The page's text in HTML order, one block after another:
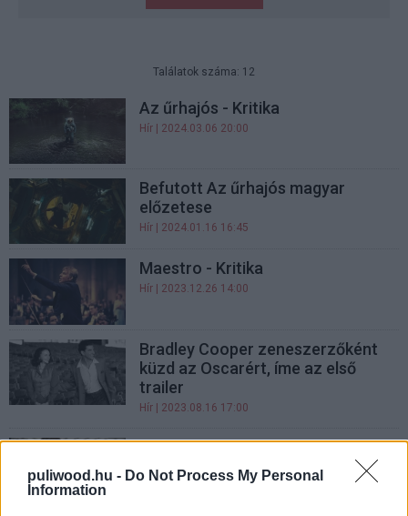
puliwood.hu - Do Not Process My Personal
Information
Találatok száma: 12
Az űrhajós - Kritika
Hír | 2024.03.06 20:00
Befutott Az űrhajós magyar
előzetese
Hír | 2024.01.16 16:45
Maestro - Kritika
Hír | 2023.12.26 14:00
Bradley Cooper zeneszerzőként
küzd az Oscarért, íme az első
trailer
Hír | 2023.08.16 17:00
Azt mondta - Kritika
Hír | 2022.11.18 20:30